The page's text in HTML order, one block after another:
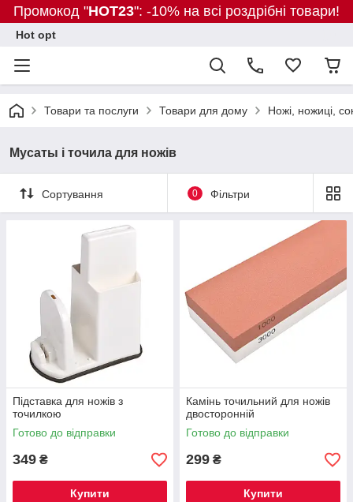
Промокод "HOT23": -10% на всі роздрібні товари!
Hot opt
Товари та послуги Товари для дому Ножі, ножиці,
Мусаты і точила для ножів
Сортування 0 Фільтри
Підставка для ножів з
точилкою
Готово до відправки
349 ₴
Купити
Камінь точильний для ножів
двосторонній
Готово до відправки
299 ₴
Купити